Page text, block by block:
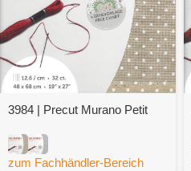
3984 | Precut Murano Petit
zum Fachhändler-Bereich